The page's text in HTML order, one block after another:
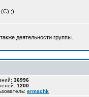
;)
деятельности группы.
36996
1200
ermachk